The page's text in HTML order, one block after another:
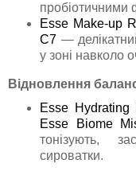
Esse Make-up
C7 —
у зоні навколо
Відновлення
Esse
Esse Biome
тонізують,
сироватки.